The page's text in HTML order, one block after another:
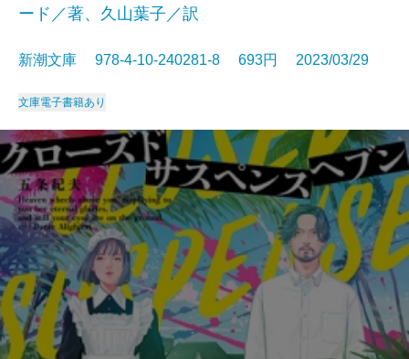
ード／著、久山葉子／訳
新潮文庫 978-4-10-240281-8 693円 2023/03/29
文庫電子書籍あり